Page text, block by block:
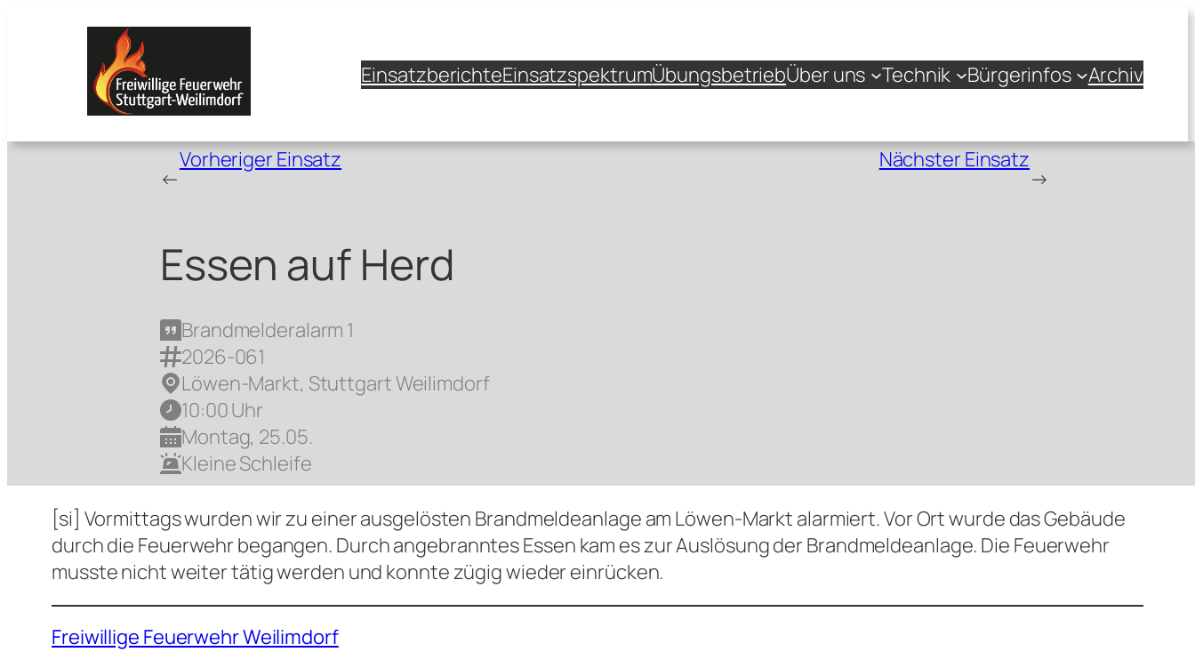
EinsatzberichteEinsatzspektrumÜbungsbetriebÜber uns Technik Bürgerinfos Archiv
←
Vorheriger Einsatz Nächster Einsatz
→
Essen auf Herd
Brandmelderalarm 1
2026-061
Löwen-Markt, Stuttgart Weilimdorf
10:00 Uhr
Montag, 25.05.
Kleine Schleife
[si] Vormittags wurden wir zu einer ausgelösten Brandmeldeanlage am Löwen-Markt alarmiert. Vor Ort wurde das Gebäude
durch die Feuerwehr begangen. Durch angebranntes Essen kam es zur Auslösung der Brandmeldeanlage. Die Feuerwehr
musste nicht weiter tätig werden und konnte zügig wieder einrücken.
Freiwillige Feuerwehr Weilimdorf